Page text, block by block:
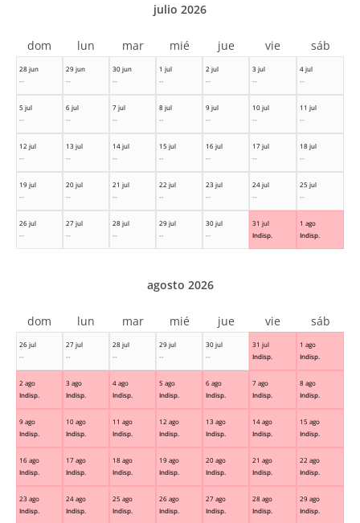
28 jun
--
29 jun
--
30 jun
--
1 jul
--
2 jul
--
3 jul
--
4 jul
--
5 jul
--
6 jul
--
7 jul
--
8 jul
--
9 jul
--
10 jul
--
11 jul
--
12 jul
--
13 jul
--
14 jul
--
15 jul
--
16 jul
--
17 jul
--
18 jul
--
19 jul
--
20 jul
--
21 jul
--
22 jul
--
23 jul
--
24 jul
--
25 jul
--
26 jul
--
27 jul
--
28 jul
--
29 jul
--
30 jul
--
31 jul
Indisp.
1 ago
Indisp.
julio 2026
dom lun mar mié jue vie sáb
26 jul
--
27 jul
--
28 jul
--
29 jul
--
30 jul
--
31 jul
Indisp.
1 ago
Indisp.
2 ago
Indisp.
3 ago
Indisp.
4 ago
Indisp.
5 ago
Indisp.
6 ago
Indisp.
7 ago
Indisp.
8 ago
Indisp.
9 ago
Indisp.
10 ago
Indisp.
11 ago
Indisp.
12 ago
Indisp.
13 ago
Indisp.
14 ago
Indisp.
15 ago
Indisp.
16 ago
Indisp.
17 ago
Indisp.
18 ago
Indisp.
19 ago
Indisp.
20 ago
Indisp.
21 ago
Indisp.
22 ago
Indisp.
23 ago
Indisp.
24 ago
Indisp.
25 ago
Indisp.
26 ago
Indisp.
27 ago
Indisp.
28 ago
Indisp.
29 ago
Indisp.
agosto 2026
dom lun mar mié jue vie sáb